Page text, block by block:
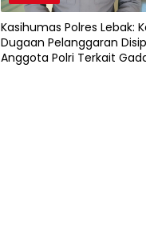
Kasihumas Polres Lebak:
Dugaan Pelanggaran
Anggota Polri Terkait